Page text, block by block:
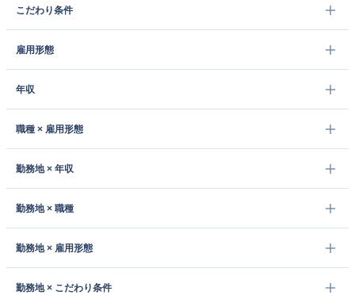
こだわり条件
雇用形態
年収
職種 × 雇用形態
勤務地 × 年収
勤務地 × 職種
勤務地 × 雇用形態
勤務地 × こだわり条件